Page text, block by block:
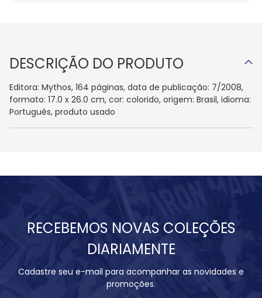
DESCRIÇÃO DO PRODUTO
Editora: Mythos, 164 páginas, data de publicação: 7/2008,
formato: 17.0 x 26.0 cm, cor: colorido, origem: Brasil, idioma:
Português, produto usado
RECEBEMOS NOVAS COLEÇÕES
DIARIAMENTE
Cadastre seu e-mail para acompanhar as novidades e
promoções.